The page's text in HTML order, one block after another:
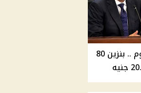
أسعار الوقود في مصر اليوم .. بنزين 80